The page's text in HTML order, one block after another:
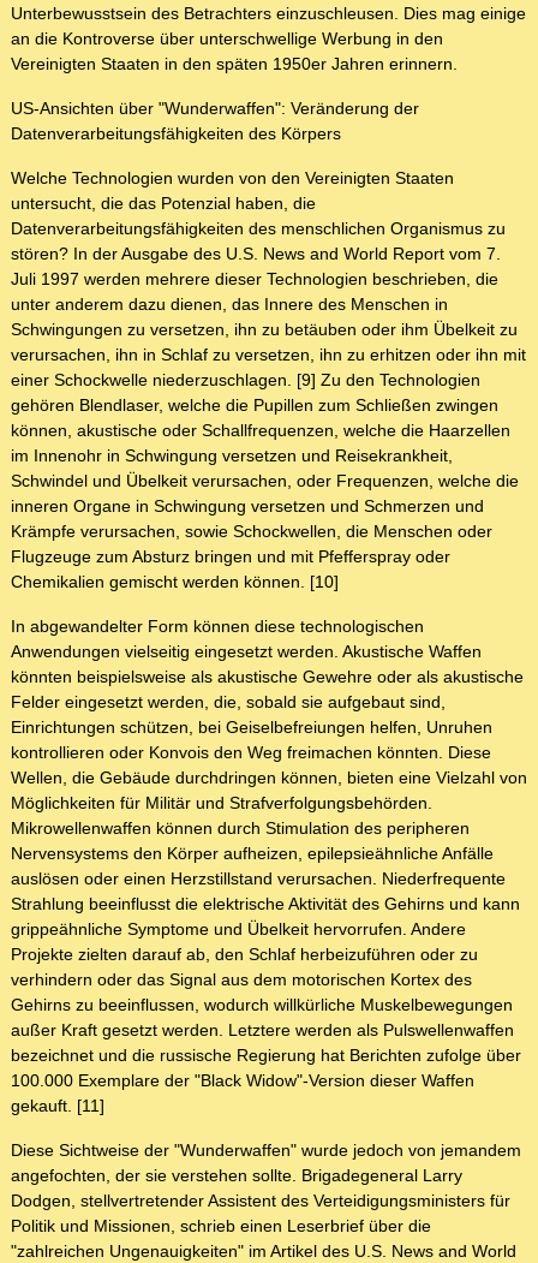
Unterbewusstsein des Betrachters einzuschleusen. Dies mag einige
an die Kontroverse über unterschwellige Werbung in den
Vereinigten Staaten in den späten 1950er Jahren erinnern.
US-Ansichten über "Wunderwaffen": Veränderung der
Datenverarbeitungsfähigkeiten des Körpers
Welche Technologien wurden von den Vereinigten Staaten
untersucht, die das Potenzial haben, die
Datenverarbeitungsfähigkeiten des menschlichen Organismus zu
stören? In der Ausgabe des U.S. News and World Report vom 7.
Juli 1997 werden mehrere dieser Technologien beschrieben, die
unter anderem dazu dienen, das Innere des Menschen in
Schwingungen zu versetzen, ihn zu betäuben oder ihm Übelkeit zu
verursachen, ihn in Schlaf zu versetzen, ihn zu erhitzen oder ihn mit
einer Schockwelle niederzuschlagen. [9] Zu den Technologien
gehören Blendlaser, welche die Pupillen zum Schließen zwingen
können, akustische oder Schallfrequenzen, welche die Haarzellen
im Innenohr in Schwingung versetzen und Reisekrankheit,
Schwindel und Übelkeit verursachen, oder Frequenzen, welche die
inneren Organe in Schwingung versetzen und Schmerzen und
Krämpfe verursachen, sowie Schockwellen, die Menschen oder
Flugzeuge zum Absturz bringen und mit Pfefferspray oder
Chemikalien gemischt werden können. [10]
In abgewandelter Form können diese technologischen
Anwendungen vielseitig eingesetzt werden. Akustische Waffen
könnten beispielsweise als akustische Gewehre oder als akustische
Felder eingesetzt werden, die, sobald sie aufgebaut sind,
Einrichtungen schützen, bei Geiselbefreiungen helfen, Unruhen
kontrollieren oder Konvois den Weg freimachen könnten. Diese
Wellen, die Gebäude durchdringen können, bieten eine Vielzahl von
Möglichkeiten für Militär und Strafverfolgungsbehörden.
Mikrowellenwaffen können durch Stimulation des peripheren
Nervensystems den Körper aufheizen, epilepsieähnliche Anfälle
auslösen oder einen Herzstillstand verursachen. Niederfrequente
Strahlung beeinflusst die elektrische Aktivität des Gehirns und kann
grippeähnliche Symptome und Übelkeit hervorrufen. Andere
Projekte zielten darauf ab, den Schlaf herbeizuführen oder zu
verhindern oder das Signal aus dem motorischen Kortex des
Gehirns zu beeinflussen, wodurch willkürliche Muskelbewegungen
außer Kraft gesetzt werden. Letztere werden als Pulswellenwaffen
bezeichnet und die russische Regierung hat Berichten zufolge über
100.000 Exemplare der "Black Widow"-Version dieser Waffen
gekauft. [11]
Diese Sichtweise der "Wunderwaffen" wurde jedoch von jemandem
angefochten, der sie verstehen sollte. Brigadegeneral Larry
Dodgen, stellvertretender Assistent des Verteidigungsministers für
Politik und Missionen, schrieb einen Leserbrief über die
"zahlreichen Ungenauigkeiten" im Artikel des U.S. News and World